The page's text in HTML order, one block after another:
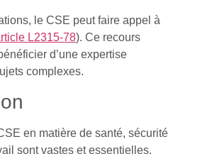
le CSE peut faire appel à
L2315-78). Ce recours
d’une expertise
complexes.
en matière de santé, sécurité
sont vastes et essentielles.